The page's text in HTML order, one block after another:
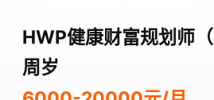
HWP健康财富规划师
周岁